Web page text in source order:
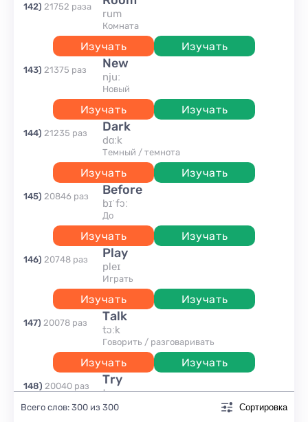
142) 21752 раза
rum
комната
Изучать Изучать
143) 21375 раз new
njuː
новый
Изучать Изучать
144) 21235 раз dark
dɑːk
темный / темнота
Изучать Изучать
145) 20846 раз before
bɪˈfɔː
до
Изучать Изучать
146) 20748 раз play
pleɪ
играть
Изучать Изучать
147) 20078 раз talk
tɔːk
говорить / разговаривать
Изучать Изучать
148) 20040 раз try
traɪ
пробовать
Всего слов: 300 из 300 Сортировка